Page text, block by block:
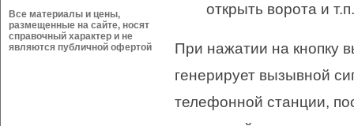
Все материалы и цены,
размещенные на сайте, носят
справочный характер и не
являются публичной офертой
открыть ворота и
При нажатии на кнопку
генерирует вызывной
телефонной станции,